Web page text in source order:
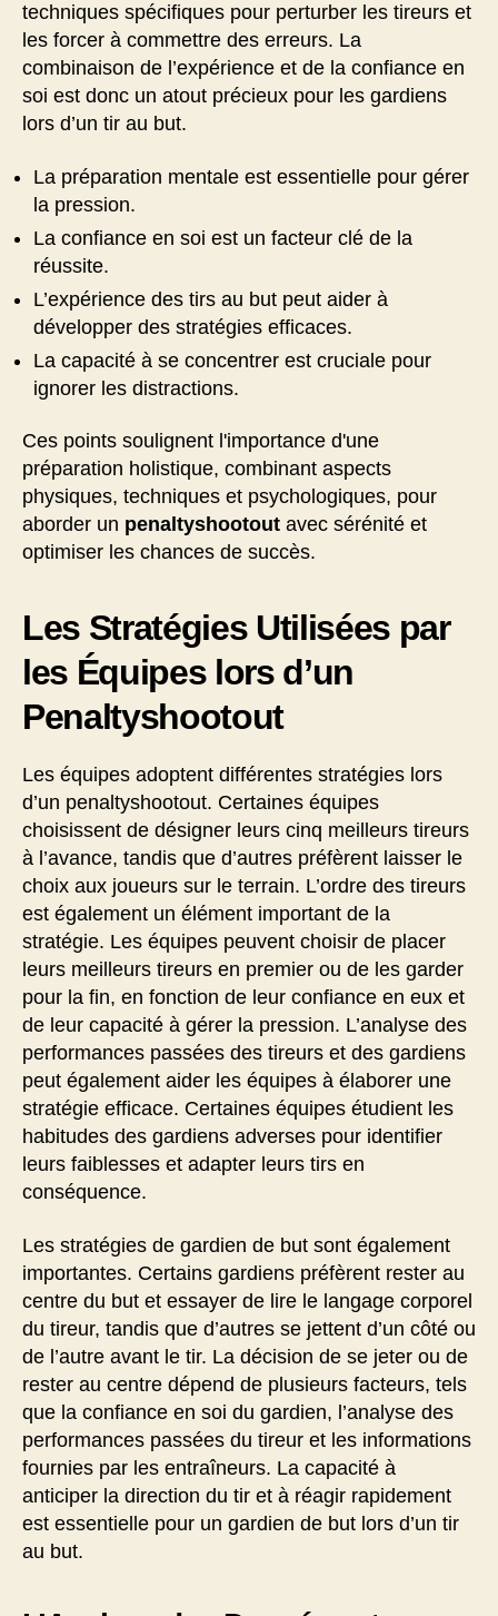
techniques spécifiques pour perturber les tireurs et
les forcer à commettre des erreurs. La
combinaison de l’expérience et de la confiance en
soi est donc un atout précieux pour les gardiens
lors d’un tir au but.
La préparation mentale est essentielle pour gérer
la pression.
La confiance en soi est un facteur clé de la
réussite.
L’expérience des tirs au but peut aider à
développer des stratégies efficaces.
La capacité à se concentrer est cruciale pour
ignorer les distractions.
Ces points soulignent l'importance d'une
préparation holistique, combinant aspects
physiques, techniques et psychologiques, pour
aborder un penaltyshootout avec sérénité et
optimiser les chances de succès.
Les Stratégies Utilisées par
les Équipes lors d’un
Penaltyshootout
Les équipes adoptent différentes stratégies lors
d’un penaltyshootout. Certaines équipes
choisissent de désigner leurs cinq meilleurs tireurs
à l’avance, tandis que d’autres préfèrent laisser le
choix aux joueurs sur le terrain. L’ordre des tireurs
est également un élément important de la
stratégie. Les équipes peuvent choisir de placer
leurs meilleurs tireurs en premier ou de les garder
pour la fin, en fonction de leur confiance en eux et
de leur capacité à gérer la pression. L’analyse des
performances passées des tireurs et des gardiens
peut également aider les équipes à élaborer une
stratégie efficace. Certaines équipes étudient les
habitudes des gardiens adverses pour identifier
leurs faiblesses et adapter leurs tirs en
conséquence.
Les stratégies de gardien de but sont également
importantes. Certains gardiens préfèrent rester au
centre du but et essayer de lire le langage corporel
du tireur, tandis que d’autres se jettent d’un côté ou
de l’autre avant le tir. La décision de se jeter ou de
rester au centre dépend de plusieurs facteurs, tels
que la confiance en soi du gardien, l’analyse des
performances passées du tireur et les informations
fournies par les entraîneurs. La capacité à
anticiper la direction du tir et à réagir rapidement
est essentielle pour un gardien de but lors d’un tir
au but.